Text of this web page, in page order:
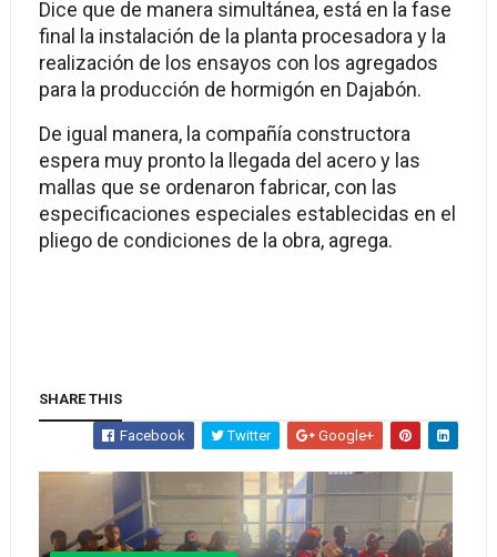
Dice que de manera simultánea, está en la fase
final la instalación de la planta procesadora y la
realización de los ensayos con los agregados
para la producción de hormigón en Dajabón.
De igual manera, la compañía constructora
espera muy pronto la llegada del acero y las
mallas que se ordenaron fabricar, con las
especificaciones especiales establecidas en el
pliego de condiciones de la obra, agrega.
SHARE THIS
Facebook Twitter Google+